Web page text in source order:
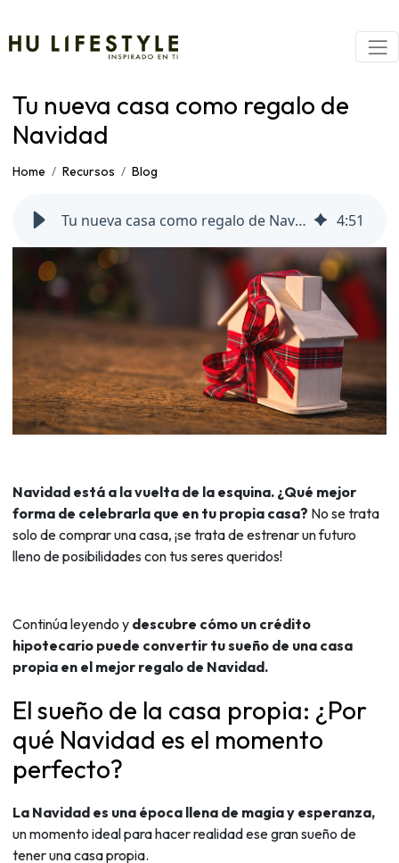
Tu nueva casa como regalo de
Navidad
Home Recursos Blog
Tu nueva casa como regalo de Navidad 4:51
Navidad está a la vuelta de la esquina. ¿Qué mejor
forma de celebrarla que en tu propia casa? No se trata
solo de comprar una casa, ¡se trata de estrenar un futuro
lleno de posibilidades con tus seres queridos!
Continúa leyendo y descubre cómo un crédito
hipotecario puede convertir tu sueño de una casa
propia en el mejor regalo de Navidad.
El sueño de la casa propia: ¿Por
qué Navidad es el momento
perfecto?
La Navidad es una época llena de magia y esperanza,
un momento ideal para hacer realidad ese gran sueño de
tener una casa propia.